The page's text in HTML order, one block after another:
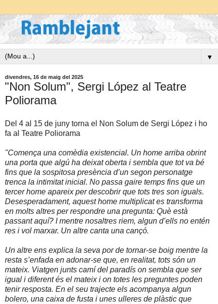
▼
divendres, 16 de maig del 2025
"Non Solum", Sergi López al Teatre
Poliorama
Del 4 al 15 de juny torna el Non Solum de Sergi López i ho
fa al Teatre Poliorama
"Comença una comèdia existencial. Un home arriba obrint
una porta que algú ha deixat oberta i sembla que tot va bé
fins que la sospitosa presència d’un segon personatge
trenca la intimitat inicial. No passa gaire temps fins que un
tercer home apareix per descobrir que tots tres son iguals.
Desesperadament, aquest home multiplicat es transforma
en molts altres per respondre una pregunta: Què està
passant aquí? I mentre nosaltres riem, algun d’ells no entén
res i vol marxar. Un altre canta una cançó.
Un altre ens explica la seva por de tornar-se boig mentre la
resta s’enfada en adonar-se que, en realitat, tots són un
mateix. Viatgen junts camí del paradís on sembla que ser
igual i diferent és el mateix i on totes les preguntes poden
tenir resposta. En el seu trajecte els acompanya algun
bolero, una caixa de fusta i unes ulleres de plàstic que